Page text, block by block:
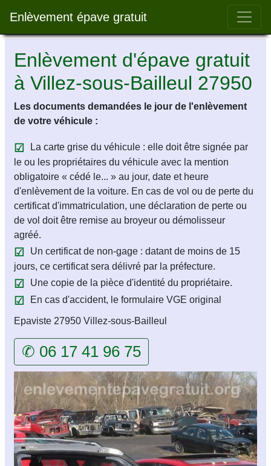
Enlèvement épave gratuit Bar
Enlèvement d'épave gratuit
à Villez-sous-Bailleul 27950
Les documents demandées le jour de l'enlèvement
de votre véhicule :
La carte grise du véhicule : elle doit être signée par
le ou les propriétaires du véhicule avec la mention
obligatoire « cédé le... » au jour, date et heure
d'enlèvement de la voiture. En cas de vol ou de perte du
certificat d'immatriculation, une déclaration de perte ou
de vol doit être remise au broyeur ou démolisseur
agréé.
Un certificat de non-gage : datant de moins de 15
jours, ce certificat sera délivré par la préfecture.
Une copie de la pièce d'identité du propriétaire.
En cas d'accident, le formulaire VGE original
Epaviste 27950 Villez-sous-Bailleul
✆ 06 17 41 96 75